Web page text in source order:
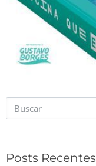
Posts Recentes